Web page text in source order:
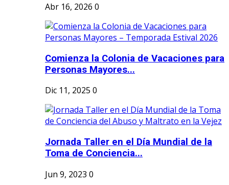
Abr 16, 2026 0
Comienza la Colonia de Vacaciones para
Personas Mayores...
Dic 11, 2025 0
Jornada Taller en el Día Mundial de la
Toma de Conciencia...
Jun 9, 2023 0